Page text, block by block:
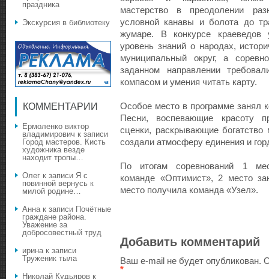
мастерство в преодолении
условной канавы и болота до
жумаре. В конкурсе краеведов
уровень знаний о народах,
муниципальный округ, а
заданном направлении
компасом и умения читать карту.
Особое место в программе занял
Песни, воспевающие красоту
сценки, раскрывающие богатство
создали атмосферу единения и
По итогам соревнований 1
команде «Оптимист», 2 место
место получила команда «Узел».
Добавить комментарий
Ваш e-mail не будет опубликован.
*
праздника
Экскурсия в библиотеку
КОММЕНТАРИИ
Ермоленко виктор
владимирович к записи
Город мастеров. Кисть
художника везде
находит тропы…
Олег к записи Я с
повинной вернусь к
милой родине…
Аннак записи Почётные
граждане района.
Уважение за
добросовестный труд
иринак записи
Труженик тыла
Николай Кудьяров к